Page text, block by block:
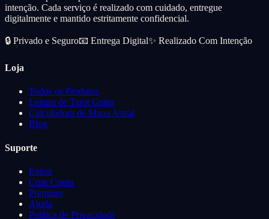
intenção. Cada serviço é realizado com cuidado, entregue
digitalmente e mantido estritamente confidencial.
🔒 Privado e Seguro📧 Entrega Digital✨ Realizado Com Intenção
Loja
Todos os Produtos
Leitura de Tarot Grátis
Calculadora de Mapa Astral
Blog
Suporte
Entrar
Criar Conta
Premium
Ajuda
Política de Privacidade